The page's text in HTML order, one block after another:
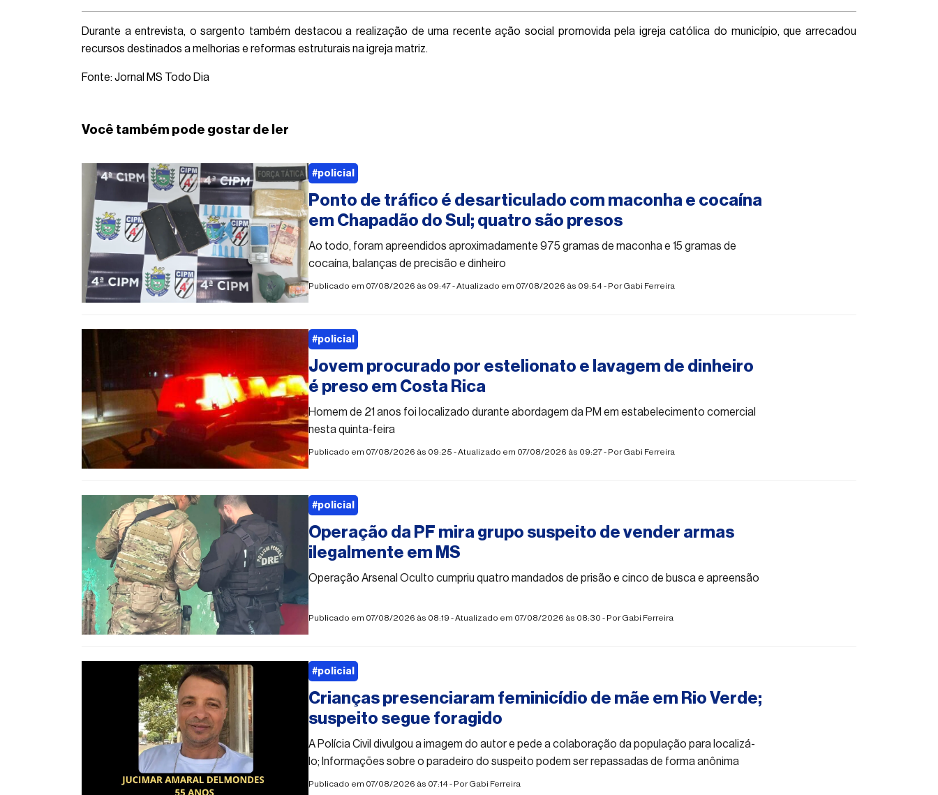
Durante a entrevista, o sargento também destacou a realização de uma recente ação social promovida pela igreja católica do município, que arrecadou
recursos destinados a melhorias e reformas estruturais na igreja matriz.
Fonte: Jornal MS Todo Dia
Você também pode gostar de ler
Ponto de tráfico é desarticulado com maconha e cocaína
em Chapadão do Sul; quatro são presos
Ao todo, foram apreendidos aproximadamente 975 gramas de maconha e 15 gramas de
cocaína, balanças de precisão e dinheiro
Publicado em 07/08/2026 às 09:47 - Atualizado em 07/08/2026 às 09:54 - PorGabi Ferreira
#policial
Jovem procurado por estelionato e lavagem de dinheiro
é preso em Costa Rica
Homem de 21 anos foi localizado durante abordagem da PM em estabelecimento comercial
nesta quinta-feira
Publicado em 07/08/2026 às 09:25 - Atualizado em 07/08/2026 às 09:27 - PorGabi Ferreira
#policial
Operação da PF mira grupo suspeito de vender armas
ilegalmente em MS
Operação Arsenal Oculto cumpriu quatro mandados de prisão e cinco de busca e apreensão
Publicado em 07/08/2026 às 08:19 - Atualizado em 07/08/2026 às 08:30 - PorGabi Ferreira
#policial
Crianças presenciaram feminicídio de mãe em Rio Verde;
suspeito segue foragido
A Polícia Civil divulgou a imagem do autor e pede a colaboração da população para localizá-
lo; Informações sobre o paradeiro do suspeito podem ser repassadas de forma anônima
Publicado em 07/08/2026 às 07:14 - PorGabi Ferreira
#policial